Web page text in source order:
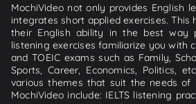
MochiVideo not only provides English
integrates short applied exercises. This
their English ability in the best way
listening exercises familiarize you with
and TOEIC exams such as Family,
Sports, Career, Economics, Politics,
various themes that suit the needs of
MochiVideo include: IELTS listening